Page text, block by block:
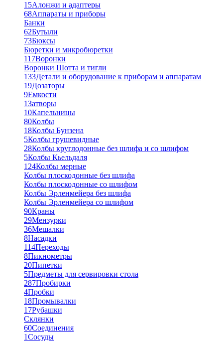
15Алонжи и адаптеры
68Аппараты и приборы
Банки
62Бутыли
73Бюксы
Бюретки и микробюретки
117Воронки
Воронки Шотта и тигли
133Детали и оборудование к приборам и аппаратам
19Дозаторы
9Емкости
1Затворы
10Капельницы
80Колбы
18Колбы Бунзена
5Колбы грушевидные
28Колбы круглодонные без шлифа и со шлифом
5Колбы Кьельдаля
124Колбы мерные
Колбы плоскодонные без шлифа
Колбы плоскодонные со шлифом
Колбы Эрленмейера без шлифа
Колбы Эрленмейера со шлифом
90Краны
29Мензурки
36Мешалки
8Насадки
114Переходы
8Пикнометры
20Пипетки
5Предметы для сервировки стола
287Пробирки
4Пробки
18Промывалки
17Рубашки
Склянки
60Соединения
1Сосуды